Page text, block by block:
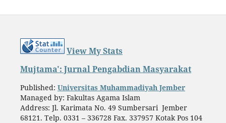
View My Stats
Mujtama': Jurnal Pengabdian Masyarakat
Published: Universitas Muhammadiyah Jember
Managed by: Fakultas Agama Islam
Address: Jl. Karimata No. 49 Sumbersari Jember
68121. Telp. 0331 – 336728 Fax. 337957 Kotak Pos 104